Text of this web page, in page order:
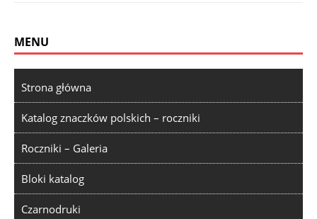
MENU
Strona główna
Katalog znaczków polskich – roczniki
Roczniki – Galeria
Bloki katalog
Czarnodruki